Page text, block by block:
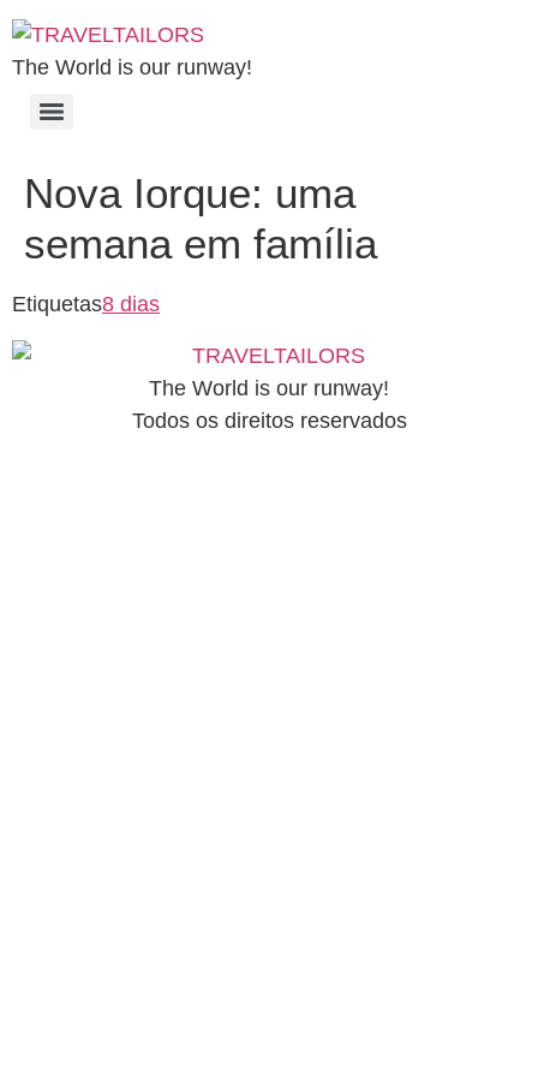
The World is our runway!
Nova Iorque: uma
semana em família
Etiquetas8 dias
The World is our runway!
Todos os direitos reservados